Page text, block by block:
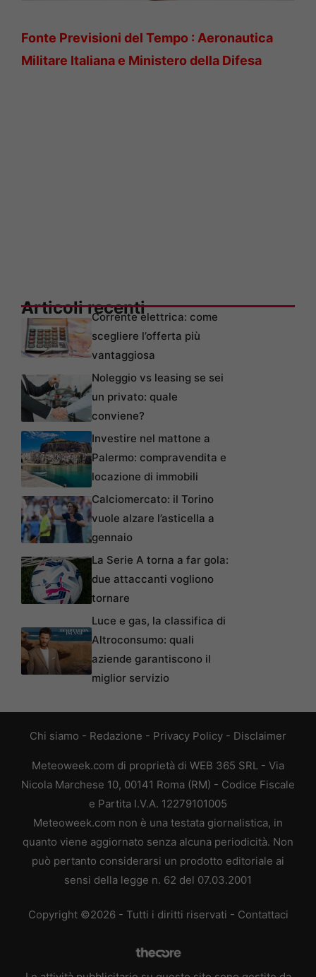
Fonte Previsioni del Tempo : Aeronautica
Militare Italiana e Ministero della Difesa
Articoli recentiCorrente elettrica: come
scegliere l’offerta più
vantaggiosa
Noleggio vs leasing se sei
un privato: quale
conviene?
Investire nel mattone a
Palermo: compravendita e
locazione di immobili
Calciomercato: il Torino
vuole alzare l’asticella a
gennaio
La Serie A torna a far gola:
due attaccanti vogliono
tornare
Luce e gas, la classifica di
Altroconsumo: quali
aziende garantiscono il
miglior servizio
Chi siamo - Redazione - Privacy Policy - Disclaimer
Meteoweek.com di proprietà di WEB 365 SRL - Via
Nicola Marchese 10, 00141 Roma (RM) - Codice Fiscale
e Partita I.V.A. 12279101005
Meteoweek.com non è una testata giornalistica, in
quanto viene aggiornato senza alcuna periodicità. Non
può pertanto considerarsi un prodotto editoriale ai
sensi della legge n. 62 del 07.03.2001
Copyright ©2026 - Tutti i diritti riservati - Contattaci